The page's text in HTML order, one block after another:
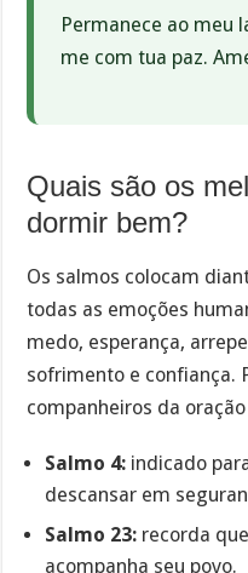
Permanece ao meu
me com tua paz.
Quais são os
dormir bem?
Os salmos colocam
todas as emoções
medo, esperança,
sofrimento e confiança.
companheiros da
Salmo 4: indicado
descansar em
Salmo 23: recorda
acompanha seu povo.